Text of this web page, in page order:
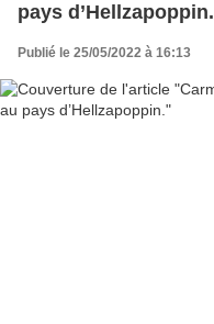
pays d’Hellzapoppin.
Publié le 25/05/2022 à 16:13